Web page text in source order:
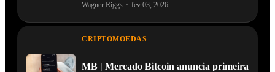
Wagner Riggs · fev 03, 2026
CRIPTOMOEDAS
MB | Mercado Bitcoin anuncia primeira